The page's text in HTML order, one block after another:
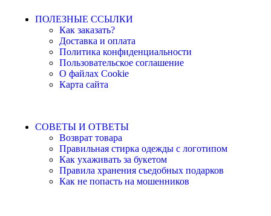
ПОЛЕЗНЫЕ ССЫЛКИ
Как заказать?
Доставка и оплата
Политика конфиденциальности
Пользовательское соглашение
О файлах Cookie
Карта сайта
СОВЕТЫ И ОТВЕТЫ
Возврат товара
Правильная стирка одежды с логотипом
Как ухаживать за букетом
Правила хранения съедобных подарков
Как не попасть на мошенников